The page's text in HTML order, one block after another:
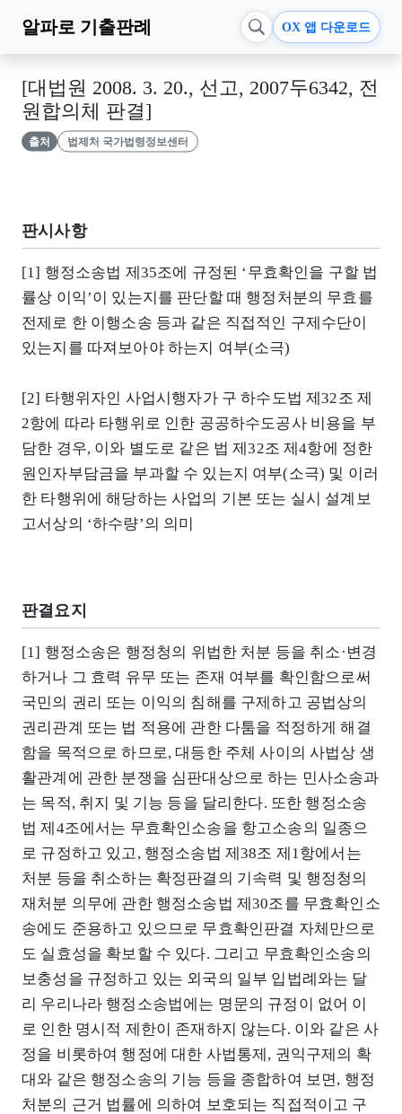
알파로 기출판례 OX 앱 다운로드
[대법원 2008. 3. 20., 선고, 2007두6342, 전
원합의체 판결]
출처 법제처 국가법령정보센터
판시사항
[1] 행정소송법 제35조에 규정된 ‘무효확인을 구할 법
률상 이익’이 있는지를 판단할 때 행정처분의 무효를
전제로 한 이행소송 등과 같은 직접적인 구제수단이
있는지를 따져보아야 하는지 여부(소극)
[2] 타행위자인 사업시행자가 구 하수도법 제32조 제
2항에 따라 타행위로 인한 공공하수도공사 비용을 부
담한 경우, 이와 별도로 같은 법 제32조 제4항에 정한
원인자부담금을 부과할 수 있는지 여부(소극) 및 이러
한 타행위에 해당하는 사업의 기본 또는 실시 설계보
고서상의 ‘하수량’의 의미
판결요지
[1] 행정소송은 행정청의 위법한 처분 등을 취소·변경
하거나 그 효력 유무 또는 존재 여부를 확인함으로써
국민의 권리 또는 이익의 침해를 구제하고 공법상의
권리관계 또는 법 적용에 관한 다툼을 적정하게 해결
함을 목적으로 하므로, 대등한 주체 사이의 사법상 생
활관계에 관한 분쟁을 심판대상으로 하는 민사소송과
는 목적, 취지 및 기능 등을 달리한다. 또한 행정소송
법 제4조에서는 무효확인소송을 항고소송의 일종으
로 규정하고 있고, 행정소송법 제38조 제1항에서는
처분 등을 취소하는 확정판결의 기속력 및 행정청의
재처분 의무에 관한 행정소송법 제30조를 무효확인소
송에도 준용하고 있으므로 무효확인판결 자체만으로
도 실효성을 확보할 수 있다. 그리고 무효확인소송의
보충성을 규정하고 있는 외국의 일부 입법례와는 달
리 우리나라 행정소송법에는 명문의 규정이 없어 이
로 인한 명시적 제한이 존재하지 않는다. 이와 같은 사
정을 비롯하여 행정에 대한 사법통제, 권익구제의 확
대와 같은 행정소송의 기능 등을 종합하여 보면, 행정
처분의 근거 법률에 의하여 보호되는 직접적이고 구